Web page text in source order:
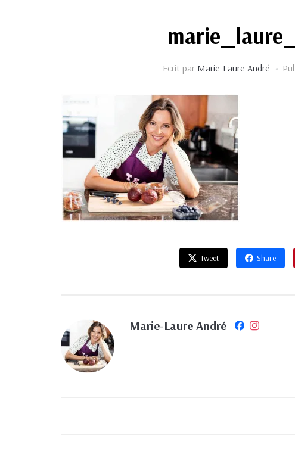
Ecrit par Marie-Laure André
Tweet Share
Marie-Laure André